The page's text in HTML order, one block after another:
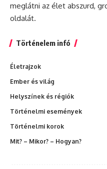
meglátni az élet abszurd,
oldalát.
Történelem infó
Életrajzok
Ember és világ
Helyszínek és régiók
Történelmi események
Történelmi korok
Mit? – Mikor? – Hogyan?